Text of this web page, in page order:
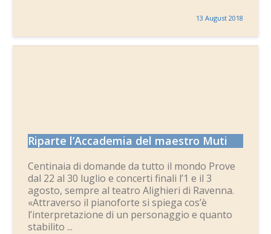
13 August 2018
Riparte l’Accademia del maestro Muti
Centinaia di domande da tutto il mondo Prove
dal 22 al 30 luglio e concerti finali l’1 e il 3
agosto, sempre al teatro Alighieri di Ravenna.
«Attraverso il pianoforte si spiega cos’è
l’interpretazione di un personaggio e quanto
stabilito ...